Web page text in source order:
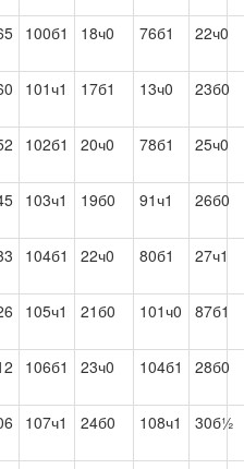
100б1 18ч0 76б1 22ч0
101ч1 17б1 13ч0 23б0
102б1 20ч0 78б1 25ч0
103ч1 19б0 91ч1 26б0
104б1 22ч0 80б1 27ч1
105ч1 21б0 101ч0 87б1
106б1 23ч0 104б1 28б0
107ч1 24б0 108ч1 30б½